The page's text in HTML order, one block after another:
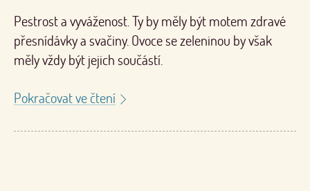
Pestrost a vyváženost. Ty by měly být motem zdravé
přesnídávky a svačiny. Ovoce se zeleninou by však
měly vždy být jejich součástí.
Pokračovat ve čtení